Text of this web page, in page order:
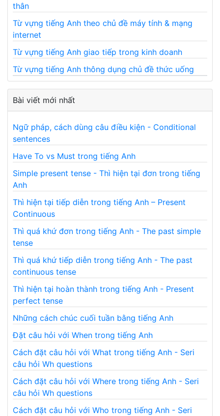
thân
Từ vựng tiếng Anh theo chủ đề máy tính & mạng
internet
Từ vựng tiếng Anh giao tiếp trong kinh doanh
Từ vựng tiếng Anh thông dụng chủ đề thức uống
Bài viết mới nhất
Ngữ pháp, cách dùng câu điều kiện - Conditional
sentences
Have To vs Must trong tiếng Anh
Simple present tense - Thì hiện tại đơn trong tiếng
Anh
Thì hiện tại tiếp diễn trong tiếng Anh – Present
Continuous
Thì quá khứ đơn trong tiếng Anh - The past simple
tense
Thì quá khứ tiếp diễn trong tiếng Anh - The past
continuous tense
Thì hiện tại hoàn thành trong tiếng Anh - Present
perfect tense
Những cách chúc cuối tuần bằng tiếng Anh
Đặt câu hỏi với When trong tiếng Anh
Cách đặt câu hỏi với What trong tiếng Anh - Seri
câu hỏi Wh questions
Cách đặt câu hỏi với Where trong tiếng Anh - Seri
câu hỏi Wh questions
Cách đặt câu hỏi với Who trong tiếng Anh - Seri